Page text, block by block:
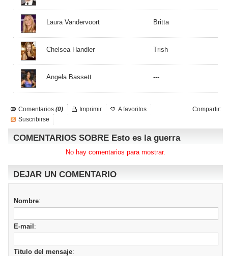
Laura Vandervoort Britta
Chelsea Handler Trish
Angela Bassett ---
Comentarios (0) Compartir:
Imprimir
A favoritos
Suscribirse
COMENTARIOS SOBRE Esto es la guerra
No hay comentarios para mostrar.
DEJAR UN COMENTARIO
Nombre:
E-mail :
Titulo del mensaje: